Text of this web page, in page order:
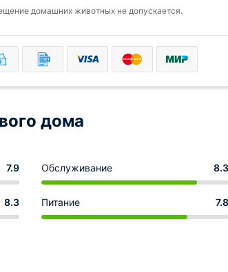
домашних животных не допускается.
дома
7.9 Обслуживание 8.3
8.3 Питание 7.8